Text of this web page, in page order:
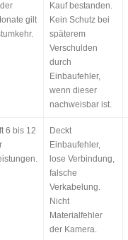
gilt
Kauf bestanden.
Kein Schutz bei
späterem
Verschulden
durch
Einbaufehler,
wenn dieser
nachweisbar ist.
6 bis 12
Deckt
Einbaufehler,
lose Verbindung,
falsche
Verkabelung.
Nicht
Materialfehler
der Kamera.